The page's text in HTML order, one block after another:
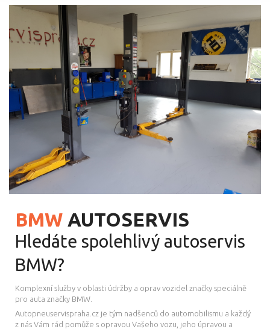
v
o
BMW AUTOSERVIS
Hledáte spolehlivý autoservis
BMW?
Komplexní služby v oblasti údržby a oprav vozidel značky speciálně
pro auta značky BMW.
Autopneuservispraha.cz je tým nadšenců do automobilismu a každý
z nás Vám rád pomůže s opravou Vašeho vozu, jeho úpravou a